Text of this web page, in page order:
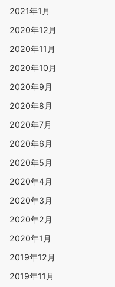
2021年1月
2020年12月
2020年11月
2020年10月
2020年9月
2020年8月
2020年7月
2020年6月
2020年5月
2020年4月
2020年3月
2020年2月
2020年1月
2019年12月
2019年11月